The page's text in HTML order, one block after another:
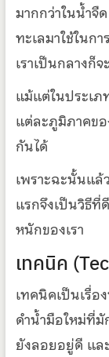
มากกว่าในน้ำจื
ทะเลมาใช้ในก
เราเป็นกลางก็
แม้แต่ในประเ
แต่ละภูมิภาคข
กันได้
เพราะฉะนั้นแล้
แรกจึงเป็นวิธีที่
หนักของเรา
เทคนิค
เทคนิคเป็นเรื่อ
ดำน้ำมือใหม่ที่มั
ยังลอยอยู่ดี แ